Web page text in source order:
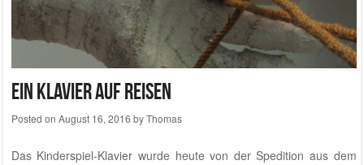
Ein Klavier auf Reisen
Posted on August 16, 2016 byThomas
Das Kinderspiel-Klavier wurde heute von der Spedition aus dem